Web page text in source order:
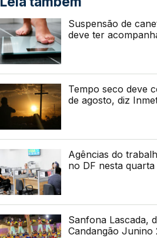
Suspensão de
deve ter
Tempo seco deve
de agosto, diz
Agências do
no DF nesta quarta
Sanfona Lascada,
Candangão Junino